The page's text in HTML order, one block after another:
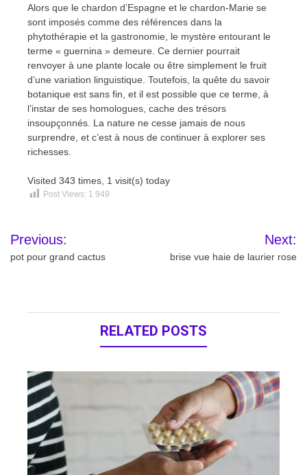
Alors que le chardon d’Espagne et le chardon-Marie se
sont imposés comme des références dans la
phytothérapie et la gastronomie, le mystère entourant le
terme « guernina » demeure. Ce dernier pourrait
renvoyer à une plante locale ou être simplement le fruit
d’une variation linguistique. Toutefois, la quête du savoir
botanique est sans fin, et il est possible que ce terme, à
l’instar de ses homologues, cache des trésors
insoupçonnés. La nature ne cesse jamais de nous
surprendre, et c’est à nous de continuer à explorer ses
richesses.
Visited 343 times, 1 visit(s) today
Post Views: 1 949
Navigation
de
Previous:
pot pour grand cactus
Next:
brise vue haie de laurier rose
RELATED POSTS